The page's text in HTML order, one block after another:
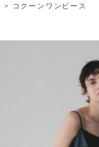
> コクーンワンピース